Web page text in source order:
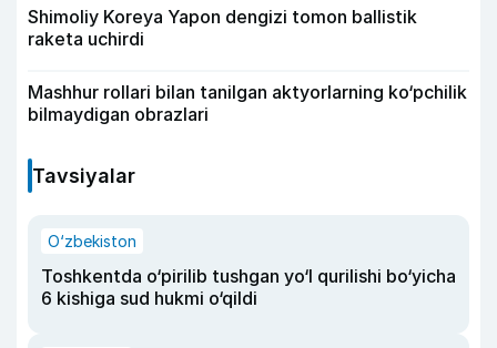
Shimoliy Koreya Yapon dengizi tomon ballistik
raketa uchirdi
Mashhur rollari bilan tanilgan aktyorlarning ko‘pchilik
bilmaydigan obrazlari
Tavsiyalar
O‘zbekiston
Toshkentda o‘pirilib tushgan yo‘l qurilishi bo‘yicha
6 kishiga sud hukmi o‘qildi